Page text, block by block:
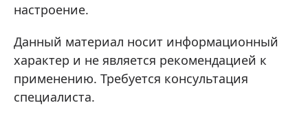
настроение.
Данный материал носит информационный
характер и не является рекомендацией к
применению. Требуется консультация
специалиста.